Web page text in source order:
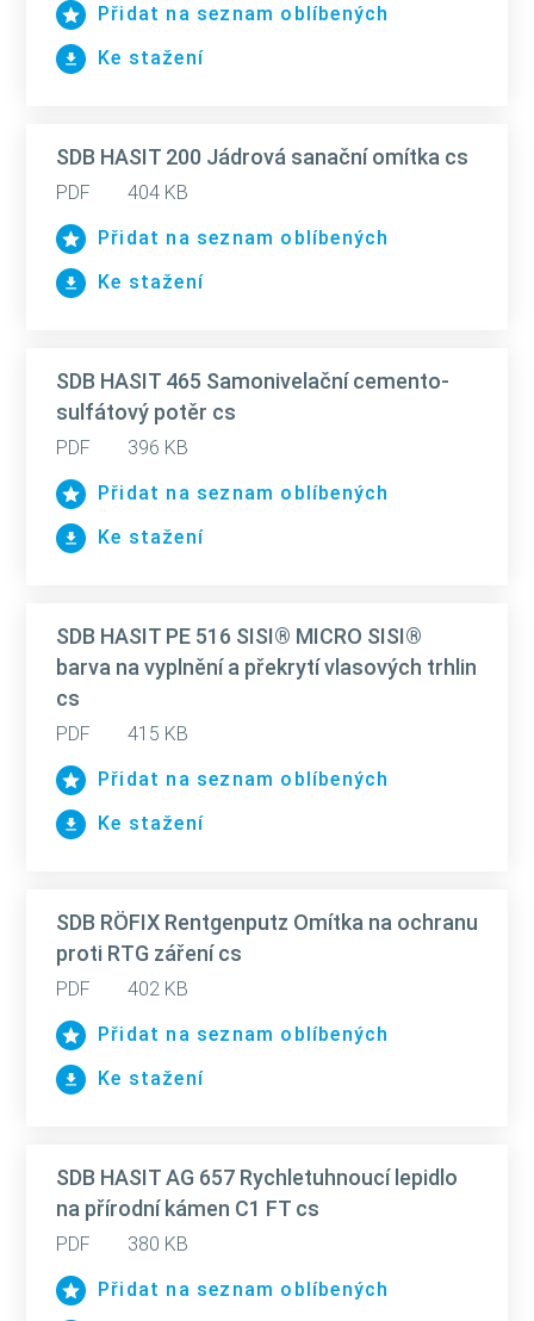
Přidat na seznam oblíbených
Ke stažení
SDB HASIT 200 Jádrová sanační omítka cs
PDF
404 KB
Přidat na seznam oblíbených
Ke stažení
SDB HASIT 465 Samonivelační cemento-
sulfátový potěr cs
PDF
396 KB
Přidat na seznam oblíbených
Ke stažení
SDB HASIT PE 516 SISI® MICRO SISI®
barva na vyplnění a překrytí vlasových trhlin
cs
PDF
415 KB
Přidat na seznam oblíbených
Ke stažení
SDB RÖFIX Rentgenputz Omítka na ochranu
proti RTG záření cs
PDF
402 KB
Přidat na seznam oblíbených
Ke stažení
SDB HASIT AG 657 Rychletuhnoucí lepidlo
na přírodní kámen C1 FT cs
PDF
380 KB
Přidat na seznam oblíbených